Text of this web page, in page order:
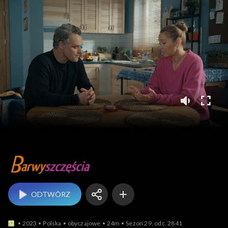
Barwy szczęścia
ODTWÓRZ
2023 Polska obyczajowe 24m Sezon 29, odc. 2841